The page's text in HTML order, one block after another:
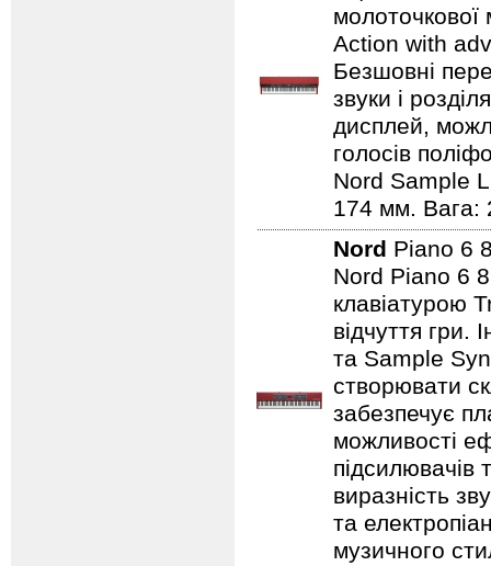
Action with
Безшовні
звуки і
дисплей,
голосів
Nord Sample
174 мм. Вага:
Nord Piano 6
Nord Piano 6
клавіатурою
відчуття
та Sample
створювати
забезпечує
можливості
виразність
та
музичного